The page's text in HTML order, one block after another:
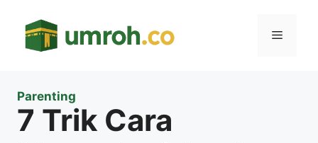
Menu
Parenting
7 Trik Cara